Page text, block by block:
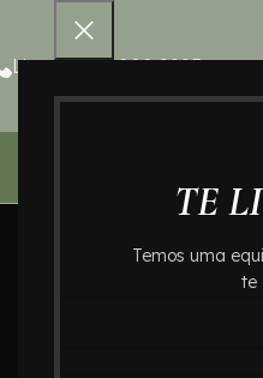
TE
Temos uma
te
Ligue 0800 000 8995